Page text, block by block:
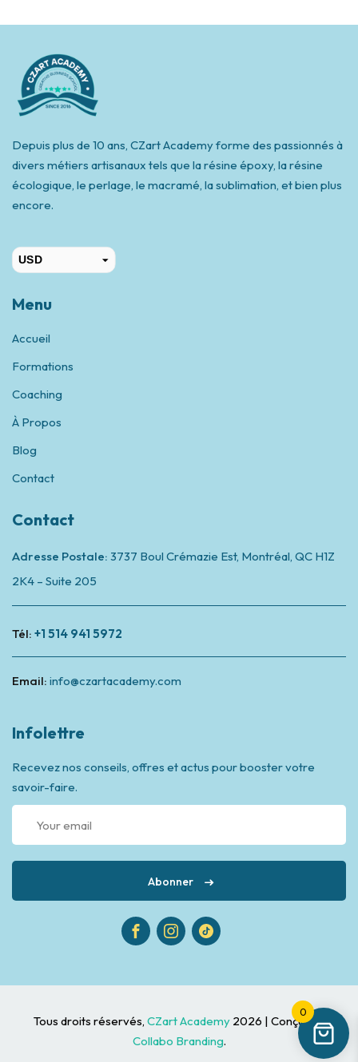
Depuis plus de 10 ans, CZart Academy forme des passionnés à
divers métiers artisanaux tels que la résine époxy, la résine
écologique, le perlage, le macramé, la sublimation, et bien plus
encore.
USD
Menu
Accueil
Formations
Coaching
À Propos
Blog
Contact
Contact
Adresse Postale: 3737 Boul Crémazie Est, Montréal, QC H1Z
2K4 – Suite 205
Tél: +1 514 941 5972
Email: info@czartacademy.com
Infolettre
Recevez nos conseils, offres et actus pour booster votre
savoir-faire.
Abonner
Tous droits réservés, CZart Academy 2026 | Conçu par
Collabo Branding.
0